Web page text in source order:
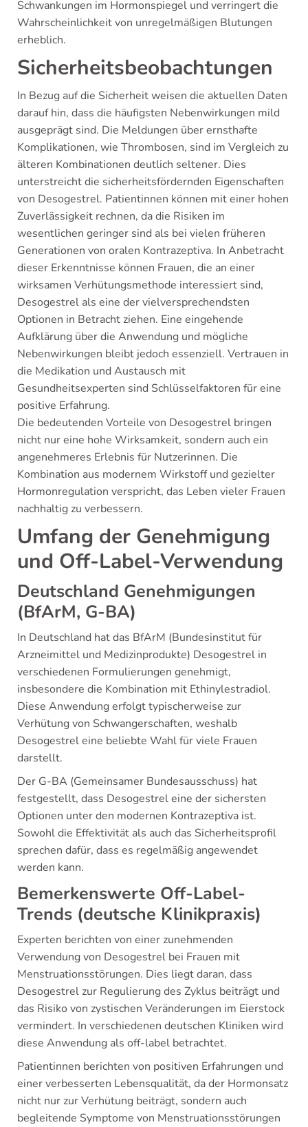
Schwankungen im Hormonspiegel und verringert die
Wahrscheinlichkeit von unregelmäßigen Blutungen
erheblich.
Sicherheitsbeobachtungen
In Bezug auf die Sicherheit weisen die aktuellen Daten
darauf hin, dass die häufigsten Nebenwirkungen mild
ausgeprägt sind. Die Meldungen über ernsthafte
Komplikationen, wie Thrombosen, sind im Vergleich zu
älteren Kombinationen deutlich seltener. Dies
unterstreicht die sicherheitsfördernden Eigenschaften
von Desogestrel. Patientinnen können mit einer hohen
Zuverlässigkeit rechnen, da die Risiken im
wesentlichen geringer sind als bei vielen früheren
Generationen von oralen Kontrazeptiva. In Anbetracht
dieser Erkenntnisse können Frauen, die an einer
wirksamen Verhütungsmethode interessiert sind,
Desogestrel als eine der vielversprechendsten
Optionen in Betracht ziehen. Eine eingehende
Aufklärung über die Anwendung und mögliche
Nebenwirkungen bleibt jedoch essenziell. Vertrauen in
die Medikation und Austausch mit
Gesundheitsexperten sind Schlüsselfaktoren für eine
positive Erfahrung.
Die bedeutenden Vorteile von Desogestrel bringen
nicht nur eine hohe Wirksamkeit, sondern auch ein
angenehmeres Erlebnis für Nutzerinnen. Die
Kombination aus modernem Wirkstoff und gezielter
Hormonregulation verspricht, das Leben vieler Frauen
nachhaltig zu verbessern.
Umfang der Genehmigung
und Off-Label-Verwendung
Deutschland Genehmigungen
(BfArM, G-BA)
In Deutschland hat das BfArM (Bundesinstitut für
Arzneimittel und Medizinprodukte) Desogestrel in
verschiedenen Formulierungen genehmigt,
insbesondere die Kombination mit Ethinylestradiol.
Diese Anwendung erfolgt typischerweise zur
Verhütung von Schwangerschaften, weshalb
Desogestrel eine beliebte Wahl für viele Frauen
darstellt.
Der G-BA (Gemeinsamer Bundesausschuss) hat
festgestellt, dass Desogestrel eine der sichersten
Optionen unter den modernen Kontrazeptiva ist.
Sowohl die Effektivität als auch das Sicherheitsprofil
sprechen dafür, dass es regelmäßig angewendet
werden kann.
Bemerkenswerte Off-Label-
Trends (deutsche Klinikpraxis)
Experten berichten von einer zunehmenden
Verwendung von Desogestrel bei Frauen mit
Menstruationsstörungen. Dies liegt daran, dass
Desogestrel zur Regulierung des Zyklus beiträgt und
das Risiko von zystischen Veränderungen im Eierstock
vermindert. In verschiedenen deutschen Kliniken wird
diese Anwendung als off-label betrachtet.
Patientinnen berichten von positiven Erfahrungen und
einer verbesserten Lebensqualität, da der Hormonsatz
nicht nur zur Verhütung beiträgt, sondern auch
begleitende Symptome von Menstruationsstörungen